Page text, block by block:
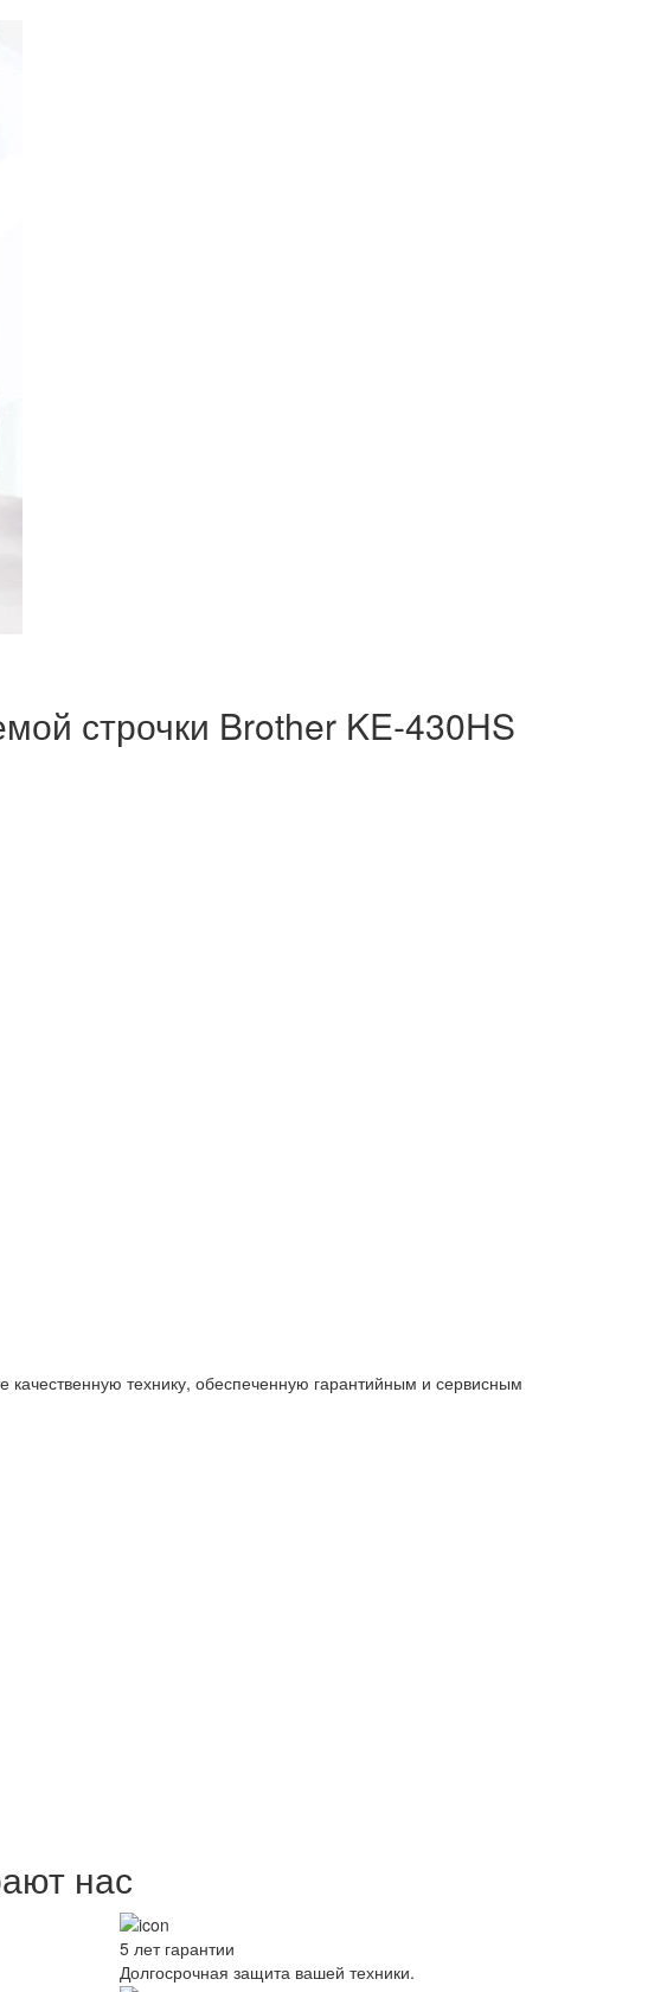
строчки Brother KE-430HS
технику, обеспеченную гарантийным и сервисным
нас
5 лет гарантии
Долгосрочная защита вашей техники.